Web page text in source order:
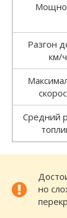
Разгон
км/ч
Средний
но